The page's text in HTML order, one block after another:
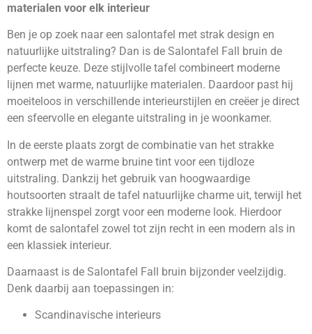
materialen voor elk interieur
Ben je op zoek naar een salontafel met strak design en
natuurlijke uitstraling? Dan is de Salontafel Fall bruin de
perfecte keuze. Deze stijlvolle tafel combineert moderne
lijnen met warme, natuurlijke materialen. Daardoor past hij
moeiteloos in verschillende interieurstijlen en creëer je direct
een sfeervolle en elegante uitstraling in je woonkamer.
In de eerste plaats zorgt de combinatie van het strakke
ontwerp met de warme bruine tint voor een tijdloze
uitstraling. Dankzij het gebruik van hoogwaardige
houtsoorten straalt de tafel natuurlijke charme uit, terwijl het
strakke lijnenspel zorgt voor een moderne look. Hierdoor
komt de salontafel zowel tot zijn recht in een modern als in
een klassiek interieur.
Daarnaast is de Salontafel Fall bruin bijzonder veelzijdig.
Denk daarbij aan toepassingen in:
Scandinavische interieurs